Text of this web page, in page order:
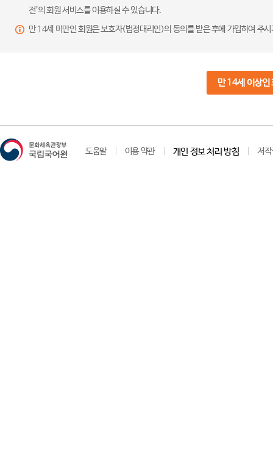
전’의 회원 서비스를 이용하실 수 있습니다.
만 14세 미만인 회원은 보호자(법정대리인)의 동의를 받은 후에 가입하여 주
만 14세 이상인
도움말 이용 약관 개인 정보 처리 방침 저